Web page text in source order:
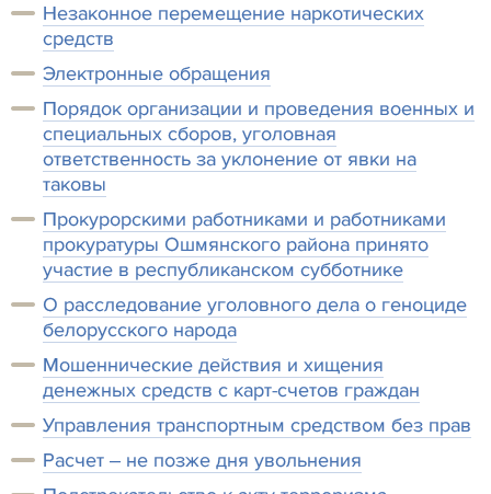
Незаконное перемещение наркотических
средств
Электронные обращения
Порядок организации и проведения военных и
специальных сборов, уголовная
ответственность за уклонение от явки на
таковы
Прокурорскими работниками и работниками
прокуратуры Ошмянского района принято
участие в республиканском субботнике
О расследование уголовного дела о геноциде
белорусского народа
Мошеннические действия и хищения
денежных средств с карт-счетов граждан
Управления транспортным средством без прав
Расчет ‒ не позже дня увольнения